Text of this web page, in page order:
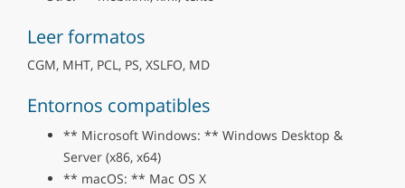
Leer formatos
CGM, MHT, PCL, PS, XSLFO, MD
Entornos compatibles
** Microsoft Windows: ** Windows Desktop &
Server (x86, x64)
** macOS: ** Mac OS X